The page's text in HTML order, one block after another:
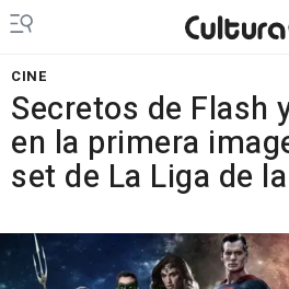
CINE
Secretos de Flash
en la primera
set de La Liga de